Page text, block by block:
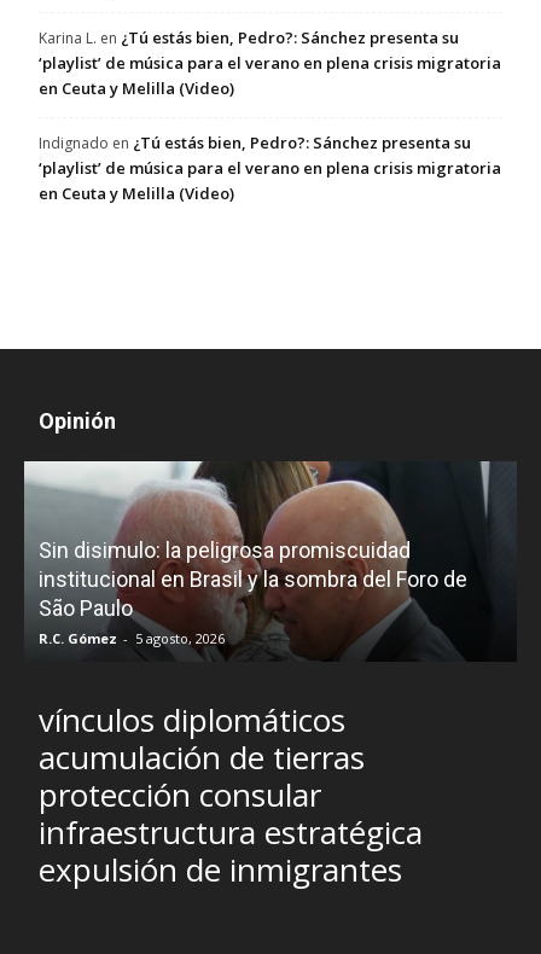
Karina L. en ¿Tú estás bien, Pedro?: Sánchez presenta su
‘playlist’ de música para el verano en plena crisis migratoria
en Ceuta y Melilla (Video)
Indignado en ¿Tú estás bien, Pedro?: Sánchez presenta su
‘playlist’ de música para el verano en plena crisis migratoria
en Ceuta y Melilla (Video)
Opinión
Sin disimulo: la peligrosa promiscuidad
institucional en Brasil y la sombra del Foro de
São Paulo
R.C. Gómez - 5 agosto, 2026
vínculos diplomáticos
acumulación de tierras
protección consular
infraestructura estratégica
expulsión de inmigrantes